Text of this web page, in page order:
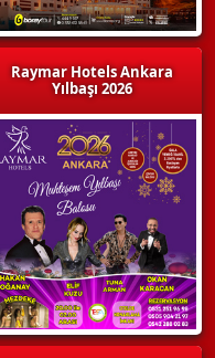
Raymar Hotels Ankara
Yılbaşı 2026